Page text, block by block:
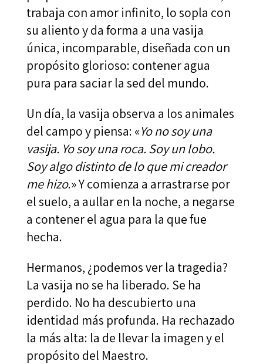
trabaja con amor infinito, lo sopla con
su aliento y da forma a una vasija
única, incomparable, diseñada con un
propósito glorioso: contener agua
pura para saciar la sed del mundo.
Un día, la vasija observa a los animales
del campo y piensa: «Yo no soy una
vasija. Yo soy una roca. Soy un lobo.
Soy algo distinto de lo que mi creador
me hizo.» Y comienza a arrastrarse por
el suelo, a aullar en la noche, a negarse
a contener el agua para la que fue
hecha.
Hermanos, ¿podemos ver la tragedia?
La vasija no se ha liberado. Se ha
perdido. No ha descubierto una
identidad más profunda. Ha rechazado
la más alta: la de llevar la imagen y el
propósito del Maestro.